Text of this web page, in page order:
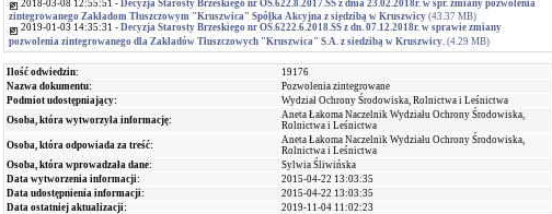
2018-03-08 12:55:51 - Decyzja Starosty Brzeskiego nr OŚ.622.8.2017.SŚ z dnia 23.02.2018r. w spr. zmiany pozwolenia
zintegrowanego Zakładom Tłuszczowym "Kruszwica" Spółka Akcyjna z siedzibą w Kruszwicy (43.37 MB)
2019-01-03 14:35:31 - Decyzja Starosty Brzeskiego nr OŚ.6222.6.2018.SŚ z dn. 07.12.2018r. w sprawie zmiany
pozwolenia zintegrowanego dla Zakładów Tłuszczowych "Kruszwica" S.A. z siedzibą w Kruszwicy. (4.29 MB)
Ilość odwiedzin:
19176
Nazwa dokumentu:
Pozwolenia zintegrowane
Podmiot udostępniający:
Wydział Ochrony Środowiska, Rolnictwa i Leśnictwa
Osoba, która wytworzyła informację:
Aneta Łakoma Naczelnik Wydziału Ochrony Środowiska,
Rolnictwa i Leśnictwa
Osoba, która odpowiada za treść:
Aneta Łakoma Naczelnik Wydziału Ochrony Środowiska,
Rolnictwa i Leśnictwa
Osoba, która wprowadzała dane:
Sylwia Śliwińska
Data wytworzenia informacji:
2015-04-22 13:03:35
Data udostępnienia informacji:
2015-04-22 13:03:35
Data ostatniej aktualizacji:
2019-11-04 11:02:23